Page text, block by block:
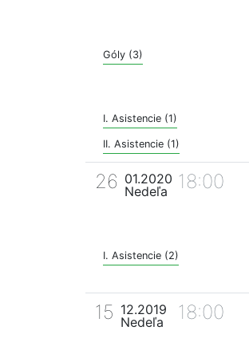
Góly (3)
I. Asistencie (1)
II. Asistencie (1)
26 01.2020
Nedeľa
18:00
I. Asistencie (2)
15 12.2019
Nedeľa
18:00